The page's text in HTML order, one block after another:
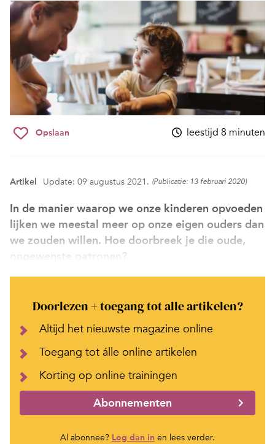
Opslaan leestijd 8 minuten
Artikel Update: 09 augustus 2021. (Publicatie: 13 februari 2020)
In de manier waarop we onze kinderen opvoeden
lijken we meestal meer op onze eigen ouders dan
we zouden willen. Hoe doorbreek je die oude,
ongewenste patronen?
Doorlezen + toegang tot alle artikelen?
Altijd het nieuwste magazine online
Toegang tot álle online artikelen
Korting op online trainingen
Abonnementen
Al abonnee? Log dan in en lees verder.